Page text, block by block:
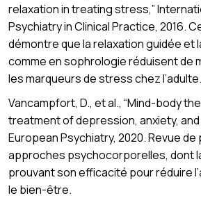
relaxation in treating stress,”
Psychiatry in Clinical Practice, 2016.
démontre que la relaxation guidée et
comme en sophrologie réduisent de
les marqueurs de stress chez l’adulte.
Vancampfort, D., et al., “Mind-body
treatment of depression, anxiety, and
European Psychiatry, 2020. Revue de
approches psychocorporelles, dont
prouvant son efficacité pour réduire
le bien-être.